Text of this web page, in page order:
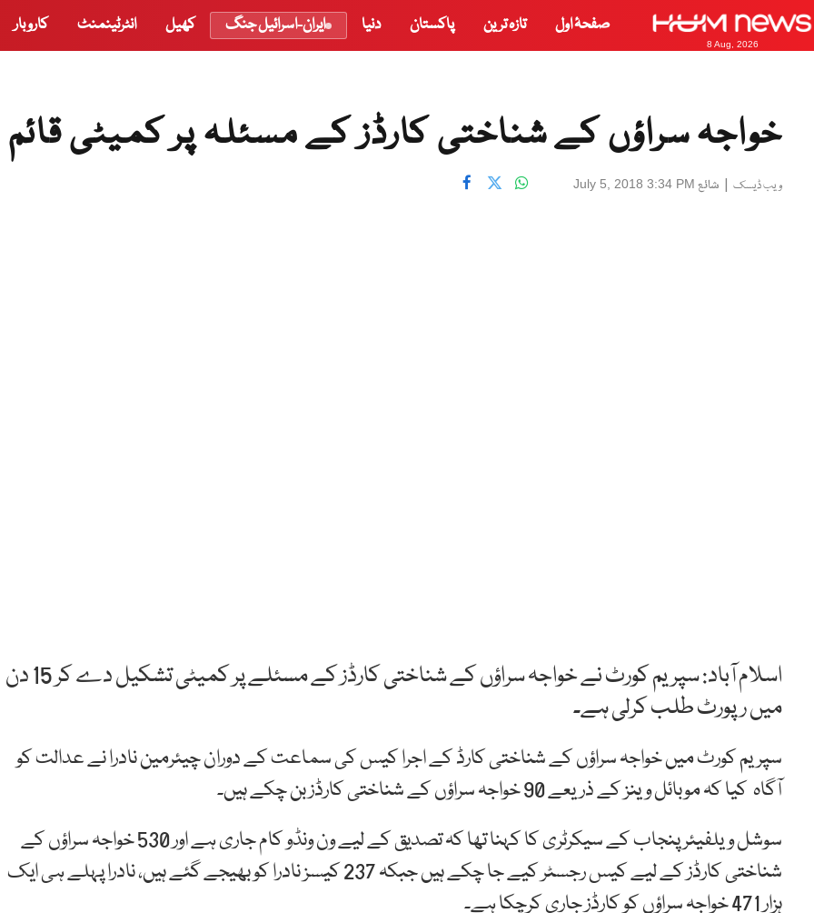
8 Aug, 2026
صفحۂ اول تازہ ترین پاکستان دنیا ایران-اسرائیل جنگ کھیل انٹرٹینمنٹ کاروبار
خواجہ سراؤں کے شناختی کارڈز کے مسئلہ پر کمیٹی قائم
ویب ڈیسک | شائع July 5, 2018 3:34 PM
اسلام آباد: سپریم کورٹ نے خواجہ سراؤں کے شناختی کارڈز کے مسئلے پر کمیٹی تشکیل دے کر 15 دن
میں رپورٹ طلب کرلی ہے۔
سپریم کورٹ میں خواجہ سراؤں کے شناختی کارڈ کے اجرا کیس کی سماعت کے دوران چیئرمین نادرا نے عدالت کو
آگاہ کیا کہ موبائل وینز کے ذریعے 90 خواجہ سراؤں کے شناختی کارڈز بن چکے ہیں۔
سوشل ویلفیئر پنجاب کے سیکرٹری کا کہنا تھا کہ تصدیق کے لیے ون ونڈو کام جاری ہے اور 530 خواجہ سراؤں کے
شناختی کارڈز کے لیے کیس رجسٹر کیے جا چکے ہیں جبکہ 237 کیسز نادرا کو بھیجے گئے ہیں، نادرا پہلے ہی ایک
ہزار 471 خواجہ سراؤں کو کارڈز جاری کرچکا ہے۔